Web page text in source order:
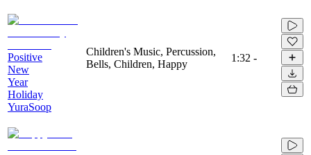
Positive
New
Year
Holiday
YuraSoop
Children's Music, Percussion,
Bells, Children, Happy
1:32 -